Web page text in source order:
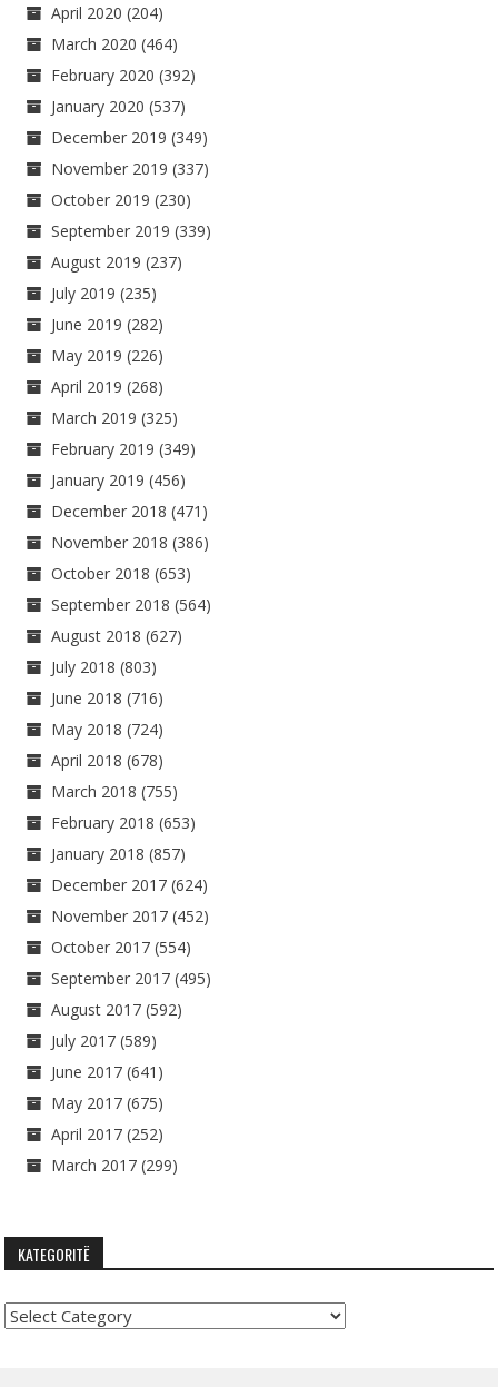
April 2020 (204)
March 2020 (464)
February 2020 (392)
January 2020 (537)
December 2019 (349)
November 2019 (337)
October 2019 (230)
September 2019 (339)
August 2019 (237)
July 2019 (235)
June 2019 (282)
May 2019 (226)
April 2019 (268)
March 2019 (325)
February 2019 (349)
January 2019 (456)
December 2018 (471)
November 2018 (386)
October 2018 (653)
September 2018 (564)
August 2018 (627)
July 2018 (803)
June 2018 (716)
May 2018 (724)
April 2018 (678)
March 2018 (755)
February 2018 (653)
January 2018 (857)
December 2017 (624)
November 2017 (452)
October 2017 (554)
September 2017 (495)
August 2017 (592)
July 2017 (589)
June 2017 (641)
May 2017 (675)
April 2017 (252)
March 2017 (299)
KATEGORITË
Kategoritë